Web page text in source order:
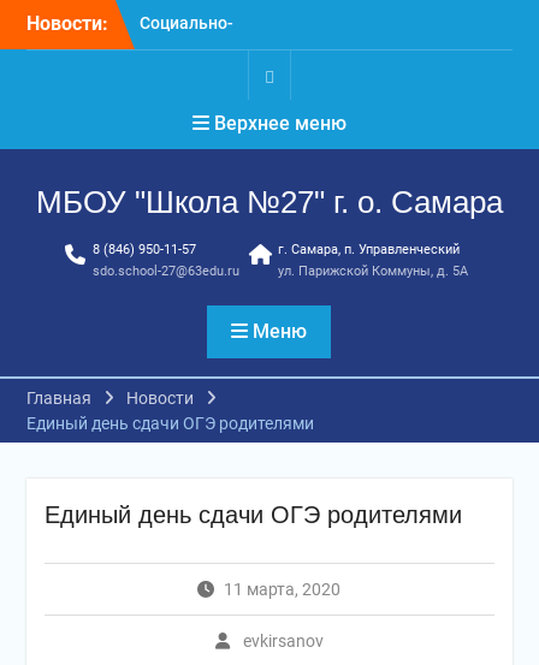
Новости:
Социально-
психологическое
профилактика, забота и
опора для вашей семьи
«Уроки географии»
Верхнее меню
МБОУ "Школа №27" г. о. Самара
8 (846) 950-11-57
sdo.school-27@63edu.ru
г. Самара, п. Управленческий
ул. Парижской Коммуны, д. 5А
Меню
Главная
Новости
Единый день сдачи ОГЭ родителями
Единый день сдачи ОГЭ родителями
11 марта, 2020
evkirsanov